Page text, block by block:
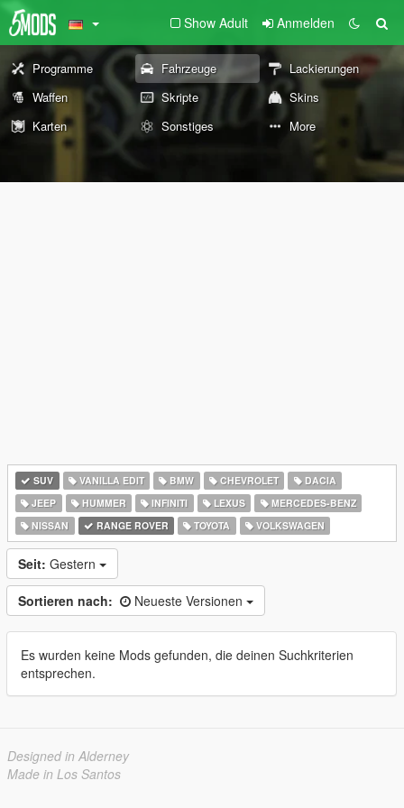
Show Adult Anmelden
Programme Fahrzeuge
Lackierungen
Waffen
Skripte
Skins
Karten
Sonstiges More
SUV VANILLA EDIT BMW CHEVROLET
DACIA
JEEP
HUMMER INFINITI LEXUS
MERCEDES-BENZ
NISSAN
RANGE ROVER TOYOTA VOLKSWAGEN
Seit: Gestern
Sortieren nach: Neueste Versionen
Es wurden keine Mods gefunden, die deinen Suchkriterien
entsprechen.
Designed in Alderney
Made in Los Santos